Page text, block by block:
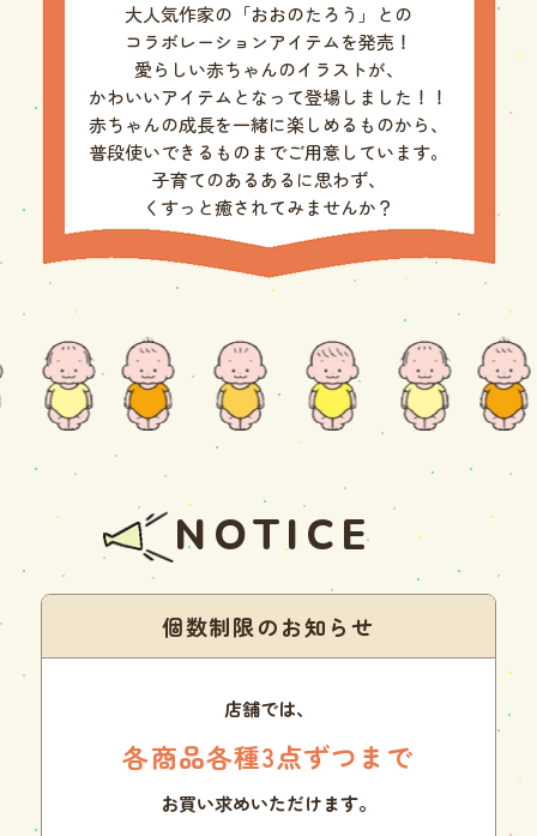
大人気作家の「おおのたろう」との
コラボレーションアイテムを発売！
愛らしい赤ちゃんのイラストが、
かわいいアイテムとなって登場しました！！
赤ちゃんの成長を一緒に楽しめるものから、
普段使いできるものまでご用意しています。
子育てのあるあるに思わず、
くすっと癒されてみませんか？
NOTICE
個数制限のお知らせ
店舗では、
各商品各種3点ずつまで
お買い求めいただけます。